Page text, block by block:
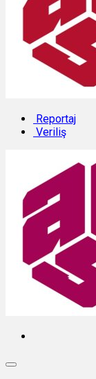
Reportaj
Veriliş